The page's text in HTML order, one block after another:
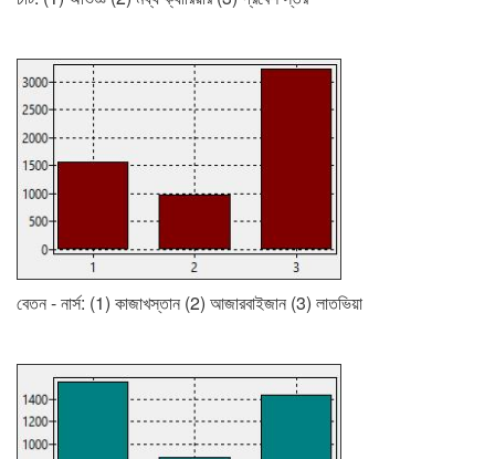
বেতন - নার্স: (1) কাজাখস্তান (2) আজারবাইজান (3) লাতভিয়া